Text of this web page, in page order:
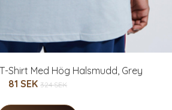
Shirt Med Hög Halsmudd, Grey
81 SEK 324 SEK